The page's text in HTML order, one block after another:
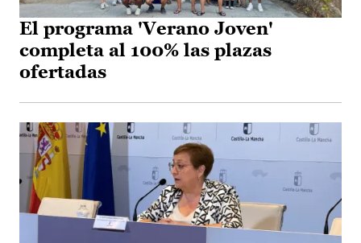
El programa 'Verano Joven'
completa al 100% las plazas
ofertadas